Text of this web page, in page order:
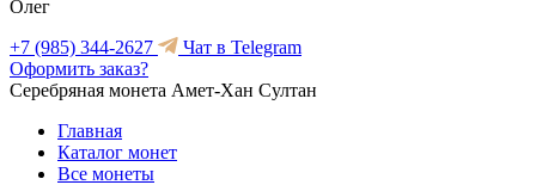
Олег
+7 (985) 344-2627
Чат в Telegram
Оформить заказ?
Серебряная монета Амет-Хан Султан
Главная
Каталог монет
Все монеты